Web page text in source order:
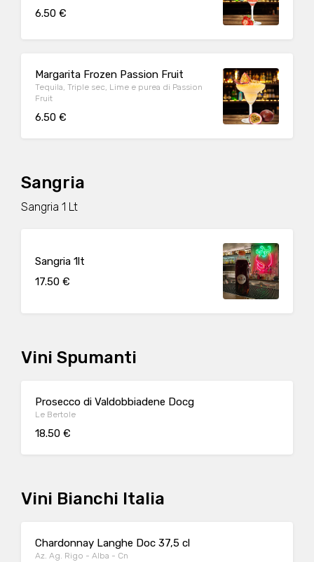
6.50 €
Margarita Frozen Passion Fruit
Tequila, Triple sec, Lime e purea di Passion
Fruit
6.50 €
Sangria
Sangria 1 Lt
Sangria 1lt
17.50 €
Vini Spumanti
Prosecco di Valdobbiadene Docg
Le Bertole
18.50 €
Vini Bianchi Italia
Chardonnay Langhe Doc 37,5 cl
Az. Ag. Rigo - Alba - Cn